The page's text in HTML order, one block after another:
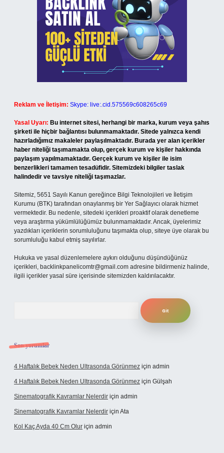
Reklam ve İletişim: Skype: live:.cid.575569c608265c69
Yasal Uyarı: Bu internet sitesi, herhangi bir marka, kurum veya şahıs
şirketi ile hiçbir bağlantısı bulunmamaktadır. Sitede yalnızca kendi
hazırladığımız makaleler paylaşılmaktadır. Burada yer alan içerikler
haber niteliği taşımamakta olup, gerçek kurum ve kişiler hakkında
paylaşım yapılmamaktadır. Gerçek kurum ve kişiler ile isim
benzerlikleri tamamen tesadüfidir. Sitemizdeki bilgiler taslak
halindedir ve tavsiye niteliği taşımazlar.
Sitemiz, 5651 Sayılı Kanun gereğince Bilgi Teknolojileri ve İletişim
Kurumu (BTK) tarafından onaylanmış bir Yer Sağlayıcı olarak hizmet
vermektedir. Bu nedenle, sitedeki içerikleri proaktif olarak denetleme
veya araştırma yükümlülüğümüz bulunmamaktadır. Ancak, üyelerimiz
yazdıkları içeriklerin sorumluluğunu taşımakta olup, siteye üye olarak bu
sorumluluğu kabul etmiş sayılırlar.
Hukuka ve yasal düzenlemelere aykırı olduğunu düşündüğünüz
içerikleri, backlinkpanelicomtr@gmail.com adresine bildirmeniz halinde,
ilgili içerikler yasal süre içerisinde sitemizden kaldırılacaktır.
Son yorumlar
4 Haftalık Bebek Neden Ultrasonda Görünmez için admin
4 Haftalık Bebek Neden Ultrasonda Görünmez için Gülşah
Sinematografik Kavramlar Nelerdir için admin
Sinematografik Kavramlar Nelerdir için Ata
Kol Kaç Ayda 40 Cm Olur için admin